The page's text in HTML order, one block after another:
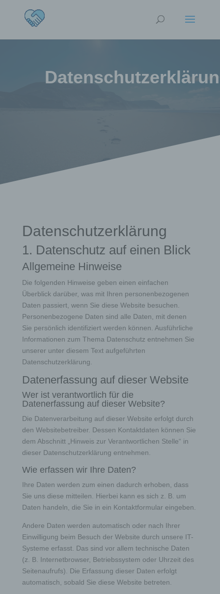
Datenschutz­erklärung
1. Datenschutz auf einen Blick
Allgemeine Hinweise
Die folgenden Hinweise geben einen einfachen
Überblick darüber, was mit Ihren personenbezogenen
Daten passiert, wenn Sie diese Website besuchen.
Personenbezogene Daten sind alle Daten, mit denen
Sie persönlich identifiziert werden können. Ausführliche
Informationen zum Thema Datenschutz entnehmen Sie
unserer unter diesem Text aufgeführten
Datenschutzerklärung.
Datenerfassung auf dieser Website
Wer ist verantwortlich für die
Datenerfassung auf dieser Website?
Die Datenverarbeitung auf dieser Website erfolgt durch
den Websitebetreiber. Dessen Kontaktdaten können Sie
dem Abschnitt „Hinweis zur Verantwortlichen Stelle“ in
dieser Datenschutzerklärung entnehmen.
Wie erfassen wir Ihre Daten?
Ihre Daten werden zum einen dadurch erhoben, dass
Sie uns diese mitteilen. Hierbei kann es sich z. B. um
Daten handeln, die Sie in ein Kontaktformular eingeben.
Andere Daten werden automatisch oder nach Ihrer
Einwilligung beim Besuch der Website durch unsere IT-
Systeme erfasst. Das sind vor allem technische Daten
(z. B. Internetbrowser, Betriebssystem oder Uhrzeit des
Seitenaufrufs). Die Erfassung dieser Daten erfolgt
automatisch, sobald Sie diese Website betreten.